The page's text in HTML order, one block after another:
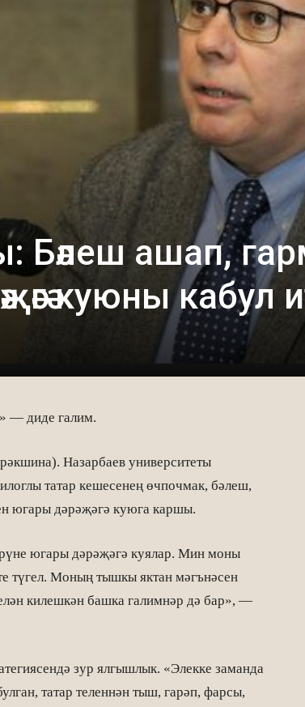
ашап,
куюны кабул
— диде галим.
Назарбаев университеты
татар кешесенең өчпочмак, бәлеш,
югары дәрәҗәгә куюга каршы.
югары дәрәҗәгә куялар. Мин моны
түгел. Моның тышкы яктан мәгънәсен
килешкән башка галимнәр дә бар», —
зур ялгышлык. «Элекке заманда
татар теленнән тыш, гарәп, фарсы,